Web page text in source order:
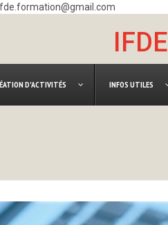
IFDE
D'ACTIVITÉS INFOS UTILES